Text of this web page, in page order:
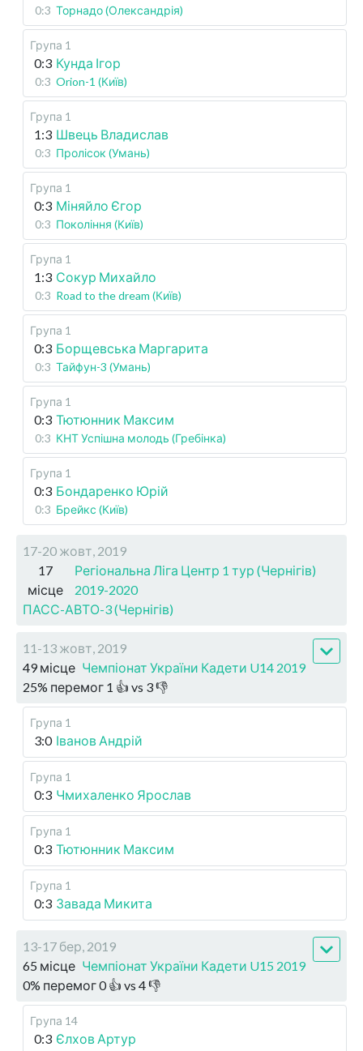
0:3 Торнадо (Олександрія)
Група 1
0:3 Кунда Ігор
0:3 Orion-1 (Київ)
Група 1
1:3 Швець Владислав
0:3 Пролісок (Умань)
Група 1
0:3 Міняйло Єгор
0:3 Покоління (Київ)
Група 1
1:3 Сокур Михайло
0:3 Road to the dream (Київ)
Група 1
0:3 Борщевська Маргарита
0:3 Тайфун-3 (Умань)
Група 1
0:3 Тютюнник Максим
0:3 КНТ Успішна молодь (Гребінка)
Група 1
0:3 Бондаренко Юрій
0:3 Брейкс (Київ)
17-20 жовт, 2019
17
місце
Регіональна Ліга Центр 1 тур (Чернігів)
2019-2020
ПАСС-АВТО-3 (Чернігів)
11-13 жовт, 2019
49 місце Чемпіонат України Кадети U14 2019
25% перемог 1 👍 vs 3👎
Група 1
3:0 Іванов Андрій
Група 1
0:3 Чмихаленко Ярослав
Група 1
0:3 Тютюнник Максим
Група 1
0:3 Завада Микита
13-17 бер, 2019
65 місце Чемпіонат України Кадети U15 2019
0% перемог0👍 vs 4👎
Група 14
0:3 Єлхов Артур